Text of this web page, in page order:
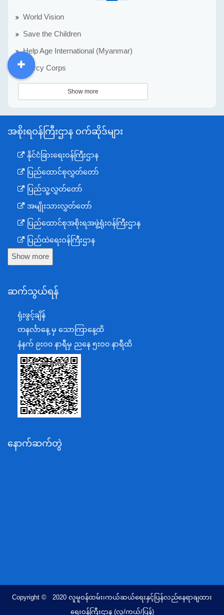
World Vision
Save the Children
Help Age International (Myanmar)
Mercy Corps
Show more
အစိုးရဝန်ကြီးဌာန ဝက်ဆိုဒ်များ
နိုင်ငံခြားရေးဝန်ကြီးဌာန
ပြည်ထောင်စုလွှတ်တော်
ပြည်သူ့လွှတ်တော်
အမျိုးသားလွှတ်တော်
ပြည်ထောင်စုအစိုးရအဖွဲ့ရုံးဝန်ကြီးဌာန
ပြည်ထဲရေးဝန်ကြီးဌာန
ကာကွယ်ရေးဝန်ကြီးဌာန
စီမံကိန်း၊ဘဏ္ဍာရေးနှင့်စက်မှုဝန်ကြီးဌာန
အပြည်ပြည်ဆိုင်ရာပူးပေါင်းဆောင်ရွက်ရေးဝန်ကြီးဌာန
ပြန်ကြားရေးဝန်ကြီးဌာန
သာသနာရေးနှင့် ယဉ်ကျေးမှုဝန်ကြီးဌာန
စိုက်ပျိုးရေး၊မွေးမြူရေးနှင့်ဆည်မြောင်းဝန်ကြီးဌာန
ပို့ဆောင်ရေးနှင့်ဆက်သွယ်ရေးဝန်ကြီးဌာန
သယံဇာတနှင့်ပတ်ဝန်းကျင်ထိန်းသိမ်းရေးဝန်ကြီးဌာန
အလုပ်သမား၊လူဝင်မှုကြီးကြပ်ရေးနှင့်ပြည်သူ့အင်အား
တိုင်းရင်းသားလူမျိုးရေးရာဝန်ကြီးဌာန
ပြည်ထောင်စုရာထူးဝန်အဖွဲ့ရုံး
Show more
ဆက်သွယ်ရန်
ရုံးဖွင့်ချိန်
တနင်္လာနေ့ မှ သောကြာနေ့ထိ
နံနက် ၉းဝ၀ နာရီမှ ညနေ ၅းဝ၀ နာရီထိ
နောက်ဆက်တွဲ
Copyright © 2020 လူမူဝန်ထမ်း၊ကယ်ဆယ်ရေးနှင့်ပြန်လည်နေရာချထား
ရေးဝန်ကြီးဌာန (လူ/ကယ်/ပြန်)
DDM